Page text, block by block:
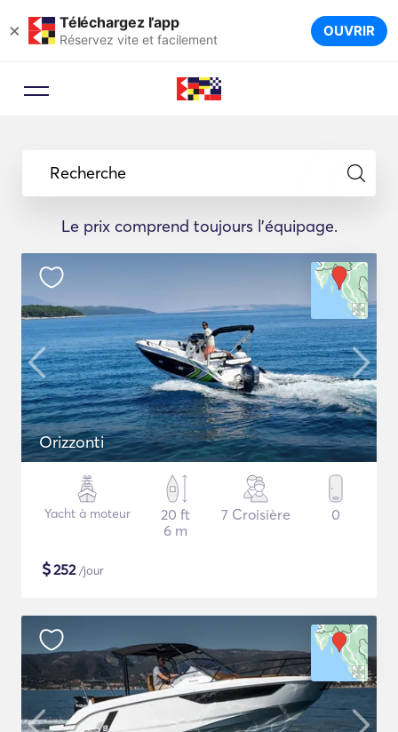
× Téléchargez l’app
Réservez vite et facilement OUVRIR
Recherche
Le prix comprend toujours l'équipage.
Orizzonti
Yacht à moteur
20 ft
6 m
7 Croisière 0
$252/jour